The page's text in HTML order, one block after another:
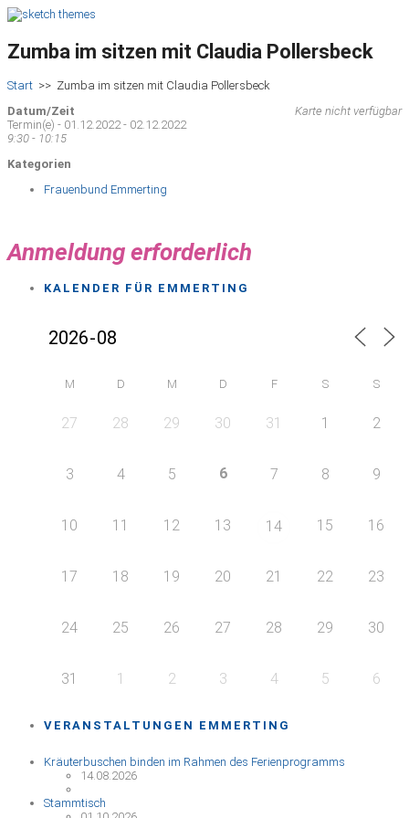
Zumba im sitzen mit Claudia Pollersbeck
Start >> Zumba im sitzen mit Claudia Pollersbeck
Karte nicht verfügbar
Datum/Zeit
Termin(e) - 01.12.2022 - 02.12.2022
9:30 - 10:15
Kategorien
Frauenbund Emmerting
Anmeldung erforderlich
KALENDER FÜR EMMERTING
M D M D F S S
27 28 29 30 31 1 2
3 4 5 6 7 8 9
10 11 12 13 14 15 16
17 18 19 20 21 22 23
24 25 26 27 28 29 30
31 1 2 3 4 5 6
VERANSTALTUNGEN EMMERTING
Kräuterbuschen binden im Rahmen des Ferienprogramms
14.08.2026
Stammtisch